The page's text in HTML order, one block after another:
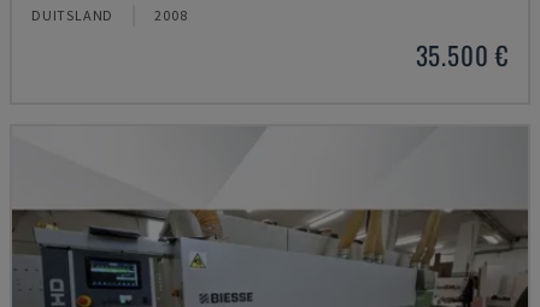
DUITSLAND 2008
35.500 €